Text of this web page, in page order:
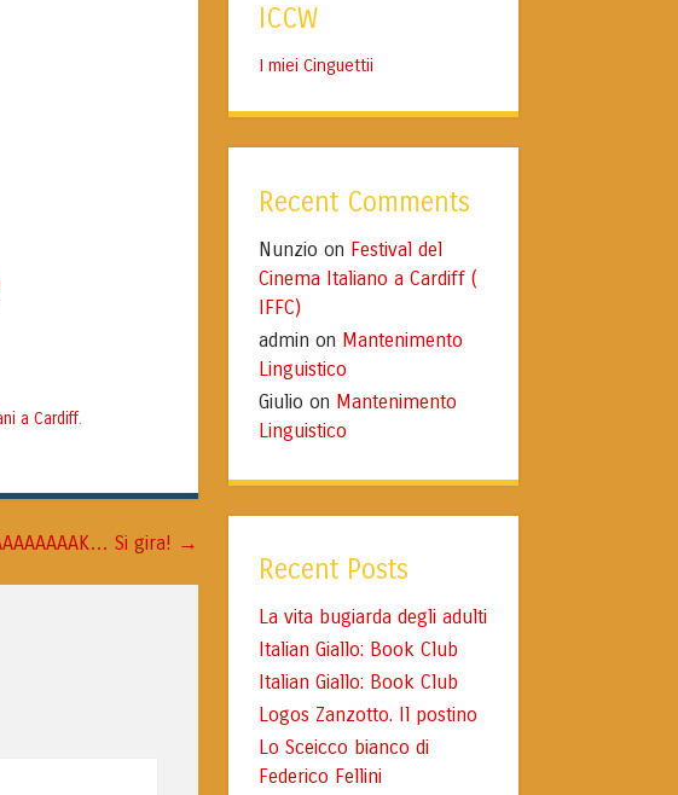
a Cardiff.
Si gira! →
ICCW
I miei Cinguettii
Recent Comments
Nunzio on Festival del
Cinema Italiano a Cardiff (
IFFC)
admin on Mantenimento
Linguistico
Giulio on Mantenimento
Linguistico
Recent Posts
La vita bugiarda degli adulti
Italian Giallo: Book Club
Italian Giallo: Book Club
Logos Zanzotto. Il postino
Lo Sceicco bianco di
Federico Fellini